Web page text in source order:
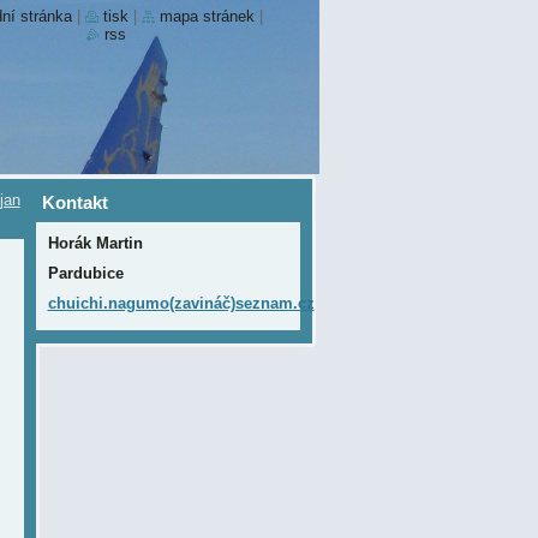
Kontakt
Horák Martin
Pardubice
chuichi.nagumo(zavináč)seznam.cz
stránka tisk mapa stránek
rss